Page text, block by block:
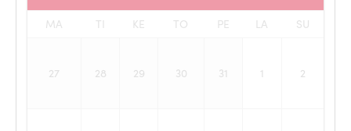
MA TI KE TO PE LA SU
27 28 29 30 31 1 2